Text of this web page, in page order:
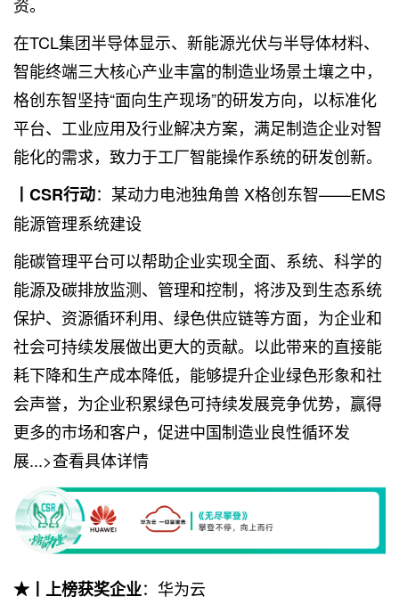
在TCL集团半导体显示、新能源光伏与半导体材料、
智能终端三大核心产业丰富的制造业场景土壤之中，
格创东智坚持“面向生产现场”的研发方向，以标准化
平台、工业应用及行业解决方案，满足制造企业对智
能化的需求，致力于工厂智能操作系统的研发创新。
丨CSR行动：某动力电池独角兽 X格创东智——EMS
能源管理系统建设
能碳管理平台可以帮助企业实现全面、系统、科学的
能源及碳排放监测、管理和控制，将涉及到生态系统
保护、资源循环利用、绿色供应链等方面，为企业和
社会可持续发展做出更大的贡献。以此带来的直接能
耗下降和生产成本降低，能够提升企业绿色形象和社
会声誉，为企业积累绿色可持续发展竞争优势，赢得
更多的市场和客户，促进中国制造业良性循环发
展...>查看具体详情
★丨上榜获奖企业：华为云